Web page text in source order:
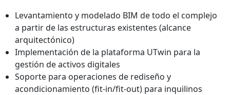
Levantamiento y modelado BIM de todo el complejo
a partir de las estructuras existentes (alcance
arquitectónico)
Implementación de la plataforma UTwin para la
gestión de activos digitales
Soporte para operaciones de rediseño y
acondicionamiento (fit-in/fit-out) para inquilinos